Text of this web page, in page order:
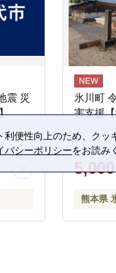
震 災
氷川町
害支援
熊本県
利便性向上のため、ク
バシーポリシーをお読み